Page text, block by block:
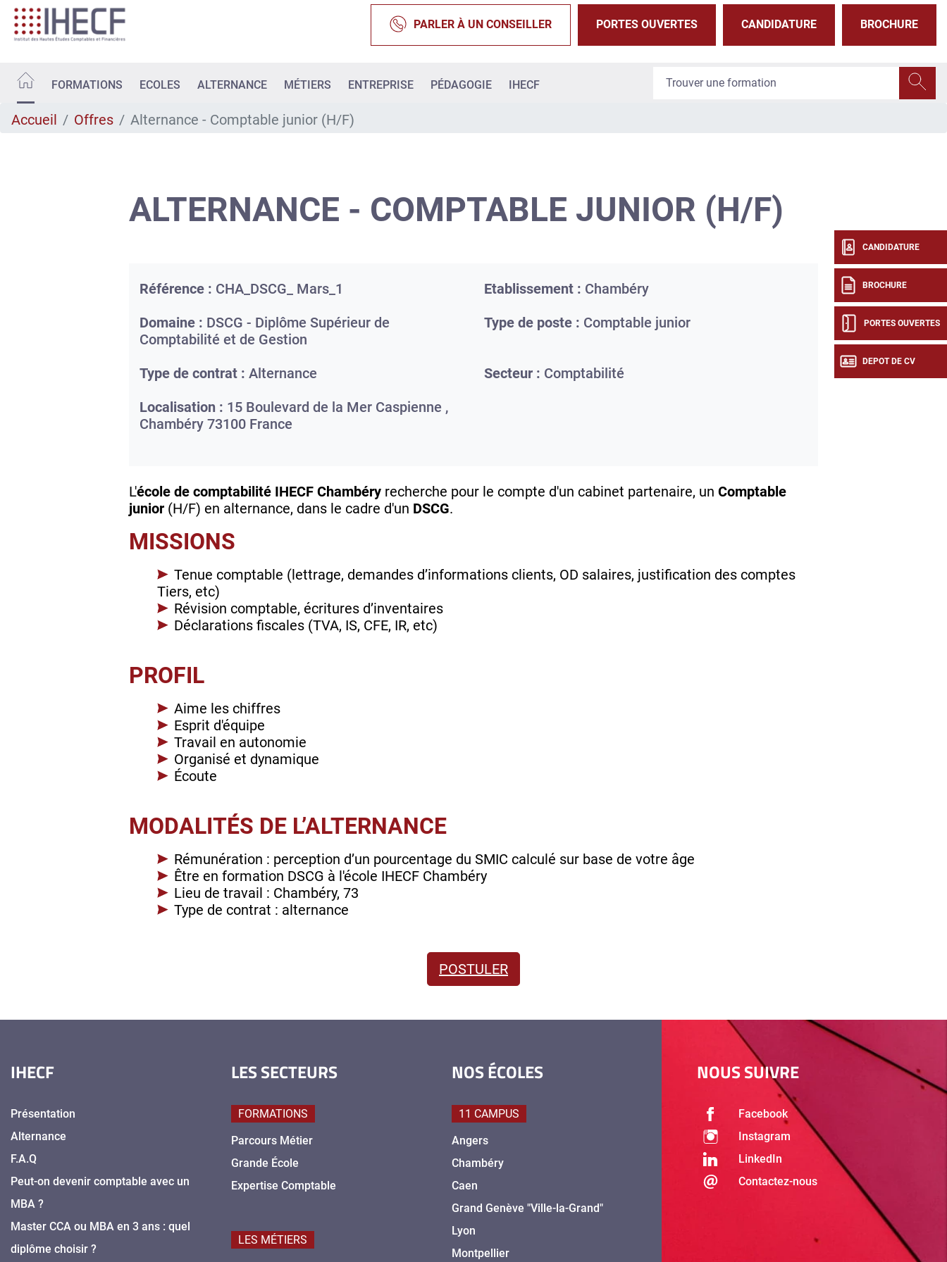
Aller
contenu
PARLER À UN CONSEILLER PORTES OUVERTES CANDIDATURE BROCHURE
FORMATIONS ECOLES ALTERNANCE MÉTIERS ENTREPRISE PÉDAGOGIE IHECF
CANDIDATURE
BROCHURE
PORTES OUVERTES
DEPOT DE CV
Accueil Offres Alternance - Comptable junior (H/F)
ALTERNANCE - COMPTABLE JUNIOR (H/F)
Référence : CHA_DSCG_ Mars_1 Etablissement : Chambéry
Domaine : DSCG - Diplôme Supérieur de
Comptabilité et de Gestion
Type de poste : Comptable junior
Type de contrat : Alternance Secteur : Comptabilité
Localisation : 15 Boulevard de la Mer Caspienne ,
Chambéry 73100 France
L'école de comptabilité IHECF Chambéry recherche pour le compte d'un cabinet partenaire, un Comptable
junior (H/F) en alternance, dans le cadre d'un DSCG.
MISSIONS
Tenue comptable (lettrage, demandes d’informations clients, OD salaires, justification des comptes
Tiers, etc)
Révision comptable, écritures d’inventaires
Déclarations fiscales (TVA, IS, CFE, IR, etc)
PROFIL
Aime les chiffres
Esprit d'équipe
Travail en autonomie
Organisé et dynamique
Écoute
MODALITÉS DE L’ALTERNANCE
Rémunération : perception d’un pourcentage du SMIC calculé sur base de votre âge
Être en formation DSCG à l'école IHECF Chambéry
Lieu de travail : Chambéry, 73
Type de contrat : alternance
POSTULER
IHECF
Présentation
Alternance
F.A.Q
Peut-on devenir comptable avec un
MBA ?
Master CCA ou MBA en 3 ans : quel
diplôme choisir ?
LES SECTEURS
FORMATIONS
Parcours Métier
Grande École
Expertise Comptable
LES MÉTIERS
NOS ÉCOLES
11 CAMPUS
Angers
Chambéry
Caen
Grand Genève "Ville-la-Grand"
Lyon
Montpellier
NOUS SUIVRE
Facebook
Instagram
LinkedIn
Contactez-nous